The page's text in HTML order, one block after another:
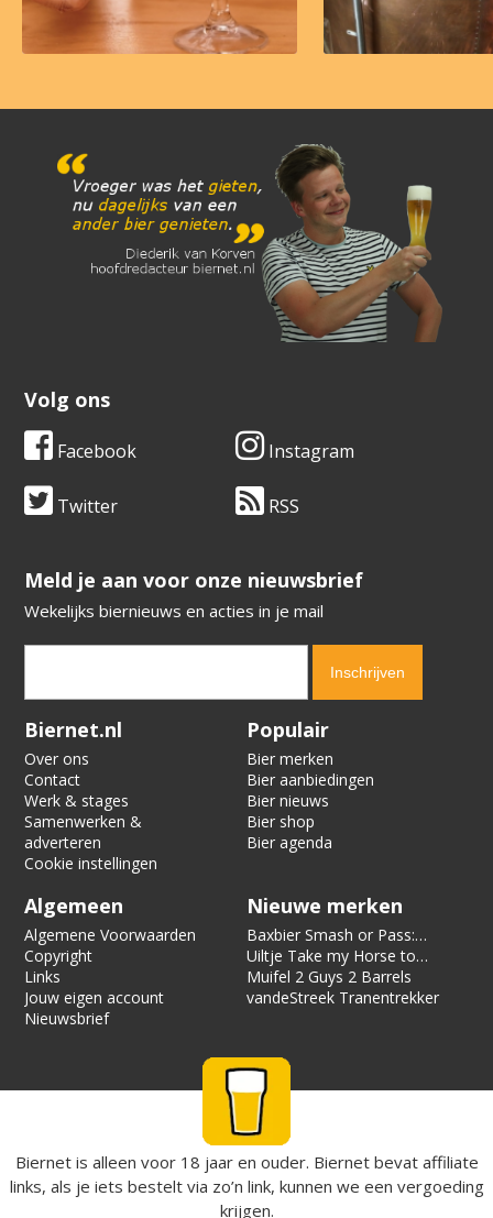
Volg ons
Facebook Instagram
Twitter RSS
​​​​​​​Meld je aan voor onze nieuwsbrief
Wekelijks biernieuws en acties in je mail
Verification code:
Biernet.nl
Over ons
Contact
Werk & stages
Samenwerken &
adverteren
Cookie instellingen
Populair
Bier merken
Bier aanbiedingen
Bier nieuws
Bier shop
Bier agenda
Algemeen
Algemene Voorwaarden
Copyright
Links
Jouw eigen account
Nieuwsbrief
Nieuwe merken
Baxbier Smash or Pass:
Strata
Uiltje Take my Horse to
the Hotel Room
Muifel 2 Guys 2 Barrels
vandeStreek Tranentrekker
Biernet is alleen voor 18 jaar en ouder. Biernet bevat affiliate
links, als je iets bestelt via zo’n link, kunnen we een vergoeding
krijgen.